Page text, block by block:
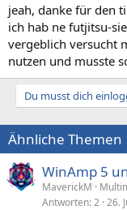
jeah, danke für den
ich hab ne futjitsu-
vergeblich versucht
nutzen und musste
Du musst dich
Ähnliche Themen
WinAmp 5
MaverickM
Antworten 2 26.